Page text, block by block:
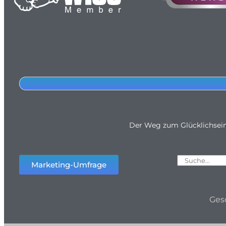
Der Weg zum
Marketing-Umfrage